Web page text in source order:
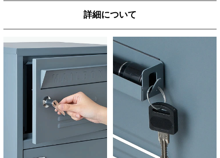
詳細について